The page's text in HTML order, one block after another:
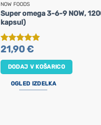
NOW FOODS
Super omega 3-6-9 NOW,
kapsul)
Ocenjeno
21,90€
DODAJ V KOŠARICO
OGLED IZDELKA